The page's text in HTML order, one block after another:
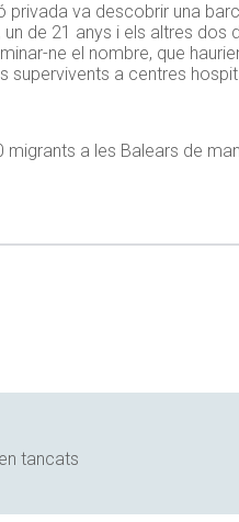
privada va descobrir una
de 21 anys i els altres
ne el nombre, que
supervivents a centres
a les Balears de
tancats